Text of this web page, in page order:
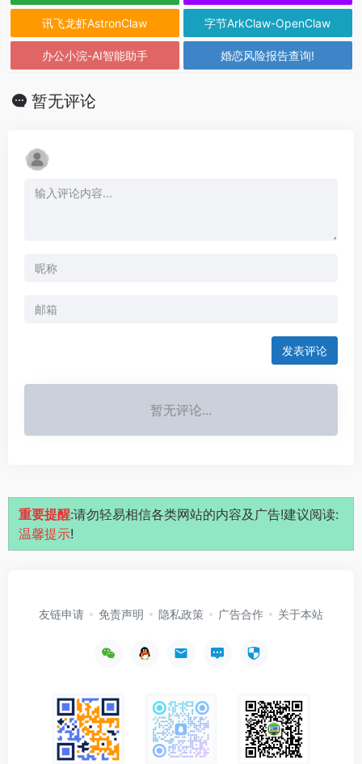
讯飞龙虾AstronClaw 字节ArkClaw-OpenClaw
办公小浣-AI智能助手 婚恋风险报告查询!
暂无评论
发表评论
暂无评论...
重要提醒:请勿轻易相信各类网站的内容及广告!建议阅读:
温馨提示!
友链申请 免责声明 隐私政策 广告合作 关于本站